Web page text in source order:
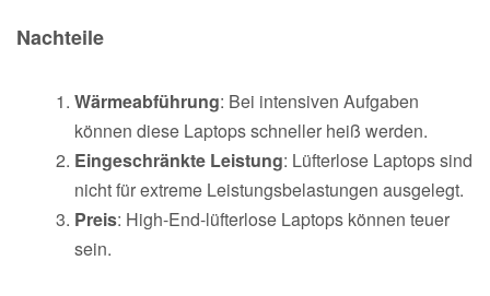
Nachteile
Wärmeabführung: Bei intensiven Aufgaben
können diese Laptops schneller heiß werden.
Eingeschränkte Leistung: Lüfterlose Laptops sind
nicht für extreme Leistungsbelastungen ausgelegt.
Preis: High-End-lüfterlose Laptops können teuer
sein.